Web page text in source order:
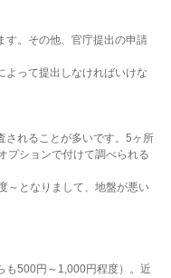
す。その他、官庁提出の申請
よって提出しなければいけな
されることが多いです。5ヶ所
プションで付けて調べられる
～となりまして、地盤が悪い
も500円～1,000円程度）。近